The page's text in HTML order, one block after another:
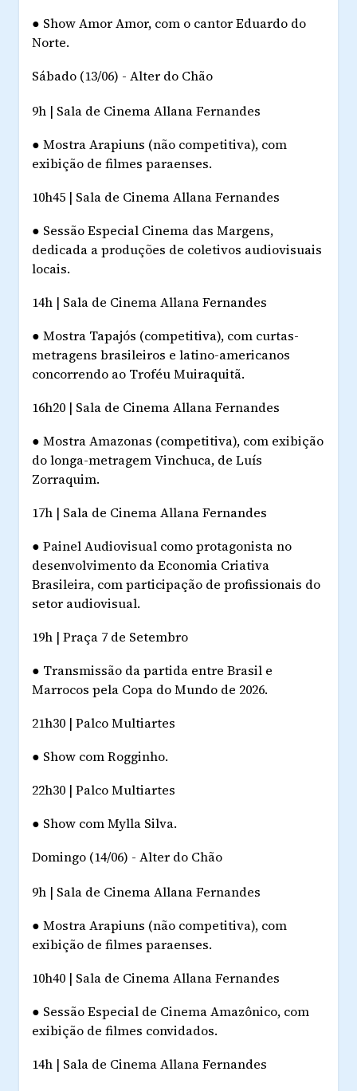
● ShowAmor Amor, com o cantor Eduardo do
Norte.
Sábado (13/06) - Alter do Chão
9h | Sala de Cinema Allana Fernandes
● Mostra Arapiuns (não competitiva), com
exibição de filmes paraenses.
10h45 | Sala de Cinema Allana Fernandes
● Sessão Especial Cinema das Margens,
dedicada a produções de coletivos audiovisuais
locais.
14h | Sala de Cinema Allana Fernandes
● Mostra Tapajós (competitiva), com curtas-
metragens brasileiros e latino-americanos
concorrendo ao Troféu Muiraquitã.
16h20 | Sala de Cinema Allana Fernandes
● Mostra Amazonas (competitiva), com exibição
do longa-metragemVinchuca, de Luís
Zorraquim.
17h | Sala de Cinema Allana Fernandes
● PainelAudiovisual como protagonista no
desenvolvimento da Economia Criativa
Brasileira, com participação de profissionais do
setor audiovisual.
19h | Praça 7 de Setembro
● Transmissão da partida entre Brasil e
Marrocos pela Copa do Mundo de 2026.
21h30 | Palco Multiartes
● Show com Rogginho.
22h30 | Palco Multiartes
● Show com Mylla Silva.
Domingo (14/06) - Alter do Chão
9h | Sala de Cinema Allana Fernandes
● Mostra Arapiuns (não competitiva), com
exibição de filmes paraenses.
10h40 | Sala de Cinema Allana Fernandes
● Sessão Especial de Cinema Amazônico, com
exibição de filmes convidados.
14h | Sala de Cinema Allana Fernandes